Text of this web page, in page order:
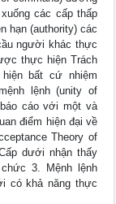
các cấp thấp
hạn (authority) các
người khác thực
thực hiện Trách
hiện bất cứ nhiệm
lệnh (unity of
cáo với một và
điểm hiện đại về
Theory of
dưới nhận thấy
3. Mệnh lệnh
có khả năng thực